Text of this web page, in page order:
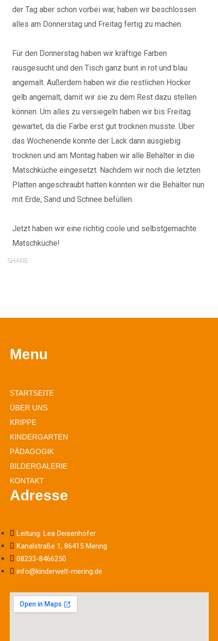
der Tag aber schon vorbei war, haben wir beschlossen
alles am Donnerstag und Freitag fertig zu machen.
Für den Donnerstag haben wir kräftige Farben
rausgesucht und den Tisch ganz bunt in rot und blau
angemalt. Außerdem haben wir die restlichen Hocker
gelb angemalt, damit wir sie zu dem Rest dazu stellen
können. Um alles zu versiegeln haben wir bis Freitag
gewartet, da die Farbe erst gut trocknen musste. Über
das Wochenende konnte der Lack dann ausgiebig
trocknen und am Montag haben wir alle Behälter in die
Matschküche eingesetzt. Nachdem wir noch die letzten
Platten angeschraubt hatten könnten wir die Behälter nun
mit Erde, Sand und Schnee befüllen.
Jetzt haben wir eine richtig coole und selbstgemachte
Matschküche!
SHARE
Menu
STARTSEITE
ÜBER UNS
KRIPPE
KINDERGARTEN
PÄDAGOGIK
BILDERGALERIE
KONTAKT
Adresse
Leitung: Lea Deisenhofer
Kanalstraße 1, 86415 Mering
08233-8466250
info@kinderwelt-mering.de